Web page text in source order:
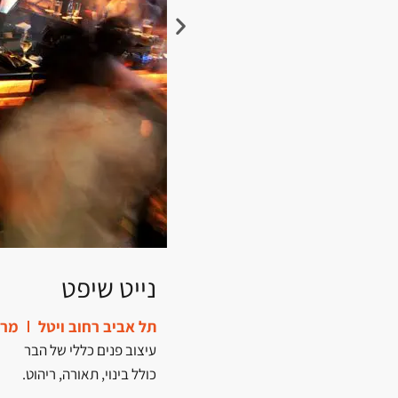
נייט שיפט
תל אביב רחוב ויטל מרץ
עיצוב פנים כללי של הבר
כולל בינוי, תאורה, ריהוט.